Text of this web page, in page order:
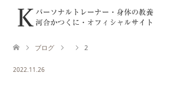
ブログ 2
2022.11.26